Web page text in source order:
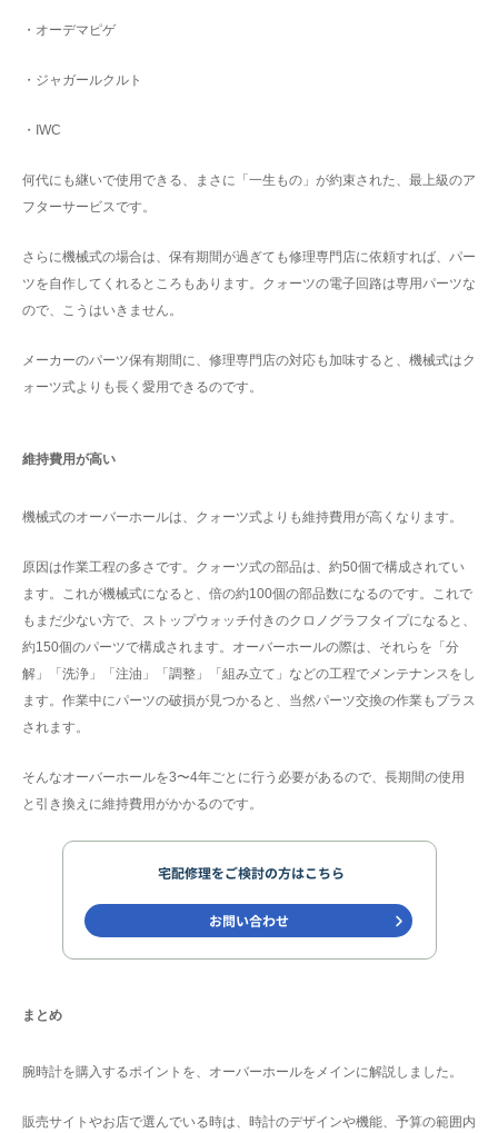
・オーデマピゲ
・ジャガールクルト
・IWC
何代にも継いで使用できる、まさに「一生もの」が約束された、最上級のア
フターサービスです。
さらに機械式の場合は、保有期間が過ぎても修理専門店に依頼すれば、パー
ツを自作してくれるところもあります。クォーツの電子回路は専用パーツな
ので、こうはいきません。
メーカーのパーツ保有期間に、修理専門店の対応も加味すると、機械式はク
ォーツ式よりも長く愛用できるのです。
維持費用が高い
機械式のオーバーホールは、クォーツ式よりも維持費用が高くなります。
原因は作業工程の多さです。クォーツ式の部品は、約50個で構成されてい
ます。これが機械式になると、倍の約100個の部品数になるのです。これで
もまだ少ない方で、ストップウォッチ付きのクロノグラフタイプになると、
約150個のパーツで構成されます。オーバーホールの際は、それらを「分
解」「洗浄」「注油」「調整」「組み立て」などの工程でメンテナンスをし
ます。作業中にパーツの破損が見つかると、当然パーツ交換の作業もプラス
されます。
そんなオーバーホールを3〜4年ごとに行う必要があるので、長期間の使用
と引き換えに維持費用がかかるのです。
まとめ
腕時計を購入するポイントを、オーバーホールをメインに解説しました。
販売サイトやお店で選んでいる時は、時計のデザインや機能、予算の範囲内